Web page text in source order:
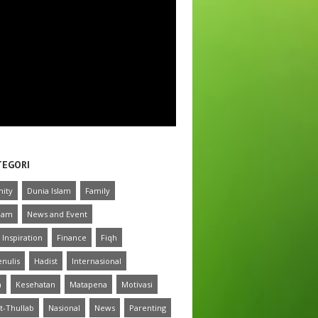
Dunia Islam Family
News and Event
Inspiration Finance Fiqh
Hadist Internasional
Kesehatan Matapena Motivasi
Thullab Nasional News Parenting